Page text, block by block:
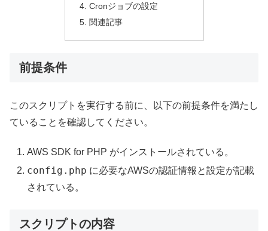
Cronジョブの設定
関連記事
前提条件
このスクリプトを実行する前に、以下の前提条件を満たし
ていることを確認してください。
AWS SDK for PHP がインストールされている。
config.php に必要なAWSの認証情報と設定が記載
されている。
スクリプトの内容